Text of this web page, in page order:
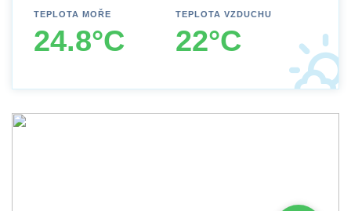
TEPLOTA MOŘE
24.8°C
TEPLOTA VZDUCHU
22°C